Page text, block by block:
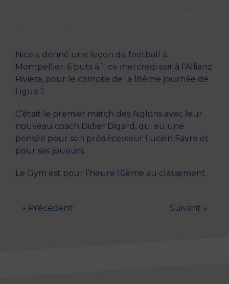
Nice a donné une leçon de football à
Montpellier. 6 buts à 1, ce mercredi soir à l’Allianz
Riviera, pour le compte de la 18ème journée de
Ligue 1.
C’était le premier match des Aiglons avec leur
nouveau coach Didier Digard, qui eu une
pensée pour son prédécesseur Lucien Favre et
pour ses joueurs.
Le Gym est pour l’heure 10ème au classement.
« Précédent Suivant »